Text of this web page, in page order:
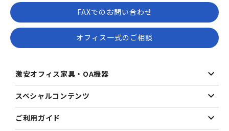
FAXでのお問い合わせ
オフィス一式のご相談
激安オフィス家具・OA機器
スペシャルコンテンツ
ご利用ガイド